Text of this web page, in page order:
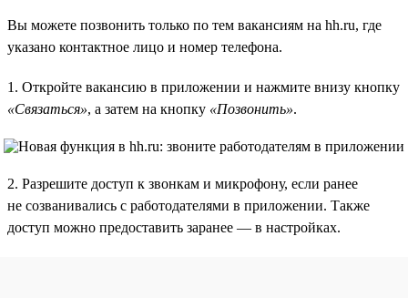
Вы можете позвонить только по тем вакансиям на hh.ru, где
указано контактное лицо и номер телефона.
1. Откройте вакансию в приложении и нажмите внизу кнопку
«Связаться», а затем на кнопку «Позвонить».
2. Разрешите доступ к звонкам и микрофону, если ранее
не созванивались с работодателями в приложении. Также
доступ можно предоставить заранее — в настройках.